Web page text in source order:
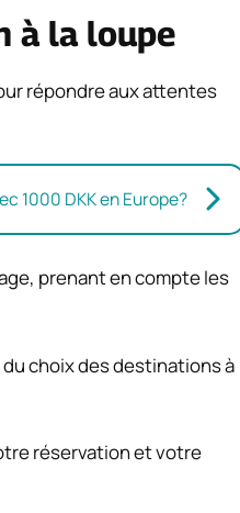
à la loupe
répondre aux attentes
1000 DKK en Europe?
prenant en compte les
du choix des destinations à
réservation et votre